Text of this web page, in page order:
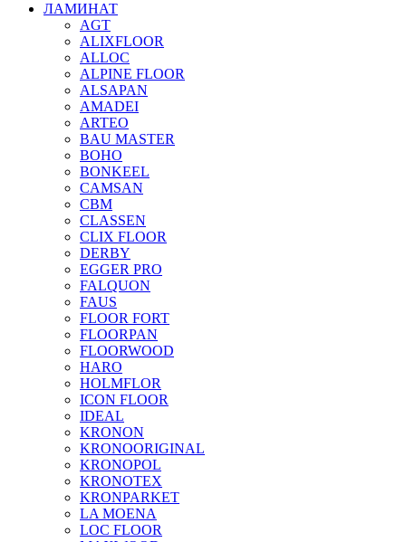
ЛАМИНАТ
AGT
ALIXFLOOR
ALLOC
ALPINE FLOOR
ALSAPAN
AMADEI
ARTEO
BAU MASTER
BOHO
BONKEEL
CAMSAN
CBM
CLASSEN
CLIX FLOOR
DERBY
EGGER PRO
FALQUON
FAUS
FLOOR FORT
FLOORPAN
FLOORWOOD
HARO
HOLMFLOR
ICON FLOOR
IDEAL
KRONON
KRONOORIGINAL
KRONOPOL
KRONOTEX
KRONPARKET
LA MOENA
LOC FLOOR